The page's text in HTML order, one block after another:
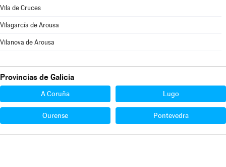
Vila de Cruces
Vilagarcía de Arousa
Vilanova de Arousa
Provincias de Galicia
A Coruña Lugo
Ourense Pontevedra